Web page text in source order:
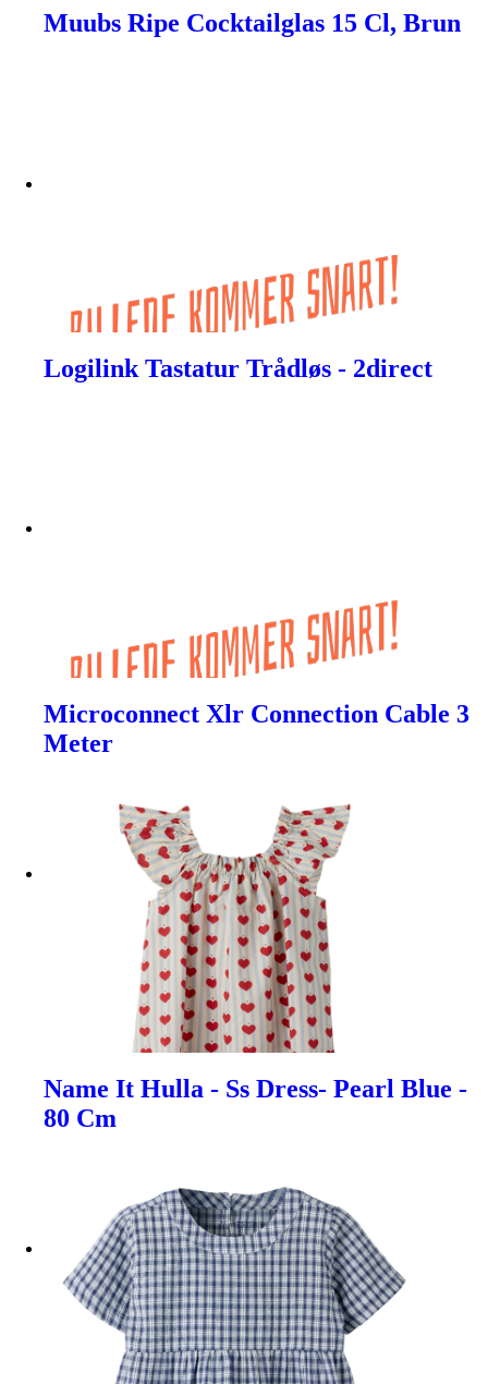
Muubs Ripe Cocktailglas 15 Cl, Brun
Logilink Tastatur Trådløs - 2direct
Microconnect Xlr Connection Cable 3
Meter
Name It Hulla - Ss Dress- Pearl Blue -
80 Cm